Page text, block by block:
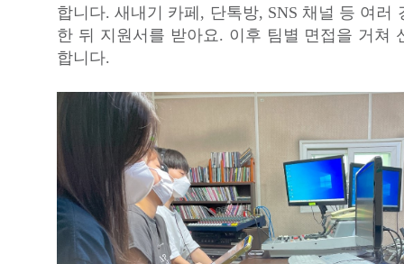
합니다. 새내기 카페, 단톡방, SNS 채널 등 여러
한 뒤 지원서를 받아요. 이후 팀별 면접을 거쳐
합니다.